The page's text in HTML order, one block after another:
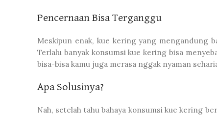
Pencernaan Bisa Terganggu
Meskipun enak, kue kering yang mengandung
Terlalu banyak konsumsi kue kering bisa
bisa-bisa kamu juga merasa nggak nyaman
Apa Solusinya?
Nah, setelah tahu bahaya konsumsi kue kering